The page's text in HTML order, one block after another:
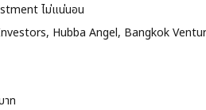
ไม่แน่นอน
Hubba Angel, Bangkok
ท